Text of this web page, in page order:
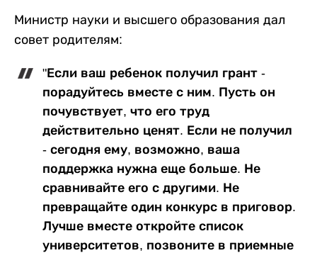
Министр науки и высшего образования дал
совет родителям:
"Если ваш ребенок получил грант -
порадуйтесь вместе с ним. Пусть он
почувствует, что его труд
действительно ценят. Если не получил
- сегодня ему, возможно, ваша
поддержка нужна еще больше. Не
сравнивайте его с другими. Не
превращайте один конкурс в приговор.
Лучше вместе откройте список
университетов, позвоните в приемные